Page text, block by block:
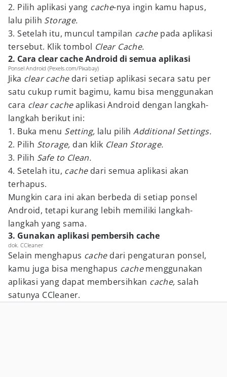
2. Pilih aplikasi yang cache-nya ingin kamu hapus,
lalu pilih Storage.
3. Setelah itu, muncul tampilan cache pada aplikasi
tersebut. Klik tombol Clear Cache.
2. Cara clear cache Android di semua aplikasi
Ponsel Android (Pexels.com/Pixabay)
Jika clear cache dari setiap aplikasi secara satu per
satu cukup rumit bagimu, kamu bisa menggunakan
cara clearcacheaplikasi Android dengan langkah-
langkah berikut ini:
1. Buka menu Setting, lalu pilihAdditional Settings.
2. Pilih Storage, dan klik Clean Storage.
3. Pilih Safe to Clean.
4. Setelah itu, cache dari semua aplikasi akan
terhapus.
Mungkin cara ini akan berbeda di setiap ponsel
Android, tetapi kurang lebih memiliki langkah-
langkah yang sama.
3. Gunakan aplikasi pembersih cache
dok. CCleaner
Selain menghapus cache dari pengaturan ponsel,
kamu juga bisa menghapus cachemenggunakan
aplikasi yang dapat membersihkan cache,salah
satunya CCleaner.